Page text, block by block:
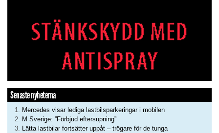
Senaste nyheterna
Mercedes visar lediga lastbilsparkeringar i mobilen
M Sverige: ”Förbjud eftersupning”
Lätta lastbilar fortsätter uppåt – trögare för de tunga